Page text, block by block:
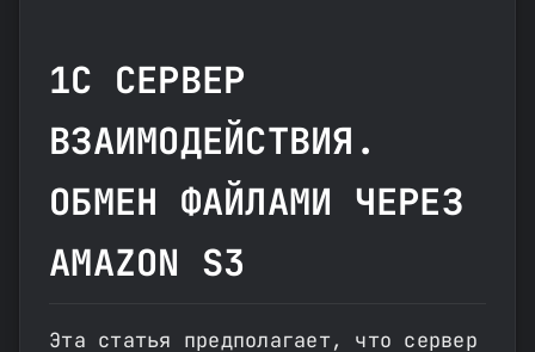
1С СЕРВЕР
ВЗАИМОДЕЙСТВИЯ.
ОБМЕН ФАЙЛАМИ ЧЕРЕЗ
AMAZON S3
Эта статья предполагает, что сервер